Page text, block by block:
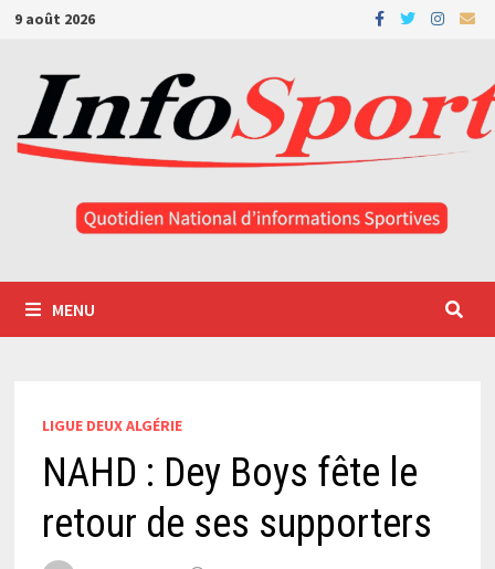
Passer
contenu
9 août 2026
MENU
LIGUE DEUX ALGÉRIE
NAHD : Dey Boys fête le
retour de ses supporters